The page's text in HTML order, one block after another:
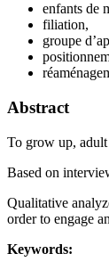
enfants de
filiation,
groupe
Abstract
To grow up,
Based on
Qualitative
order to engage
Keywords: